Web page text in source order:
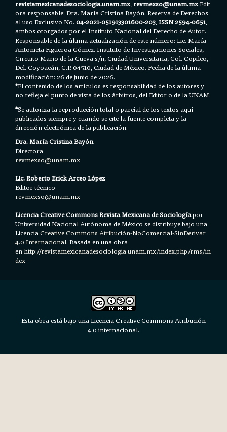
revistamexicanadesociologia.unam.mx,revmexso@unam.mxEdit
ora responsable: Dra. María Cristina Bayón. Reserva de Derechos
al uso Exclusivo No.04-2021-051913301600-203,ISSN 2594-0651,
ambos otorgados por el Instituto Nacional del Derecho de Autor.
Responsable de la última actualización de este número: Lic. María
Antonieta Figueroa Gómez. Instituto de Investigaciones Sociales,
Circuito Mario de la Cueva s/n, Ciudad Universitaria, Col. Copilco,
Del. Coyoacán, C.P. 04510, Ciudad de México. Fecha de la última
modificación: 26 de junio de 2026.
*El contenido de los artículos es responsabilidad de los autores y
no refleja el punto de vista de los árbitros, del Editor o de la UNAM.
*Se autoriza la reproducción total o parcial de los textos aquí
publicados siempre y cuando se cite la fuente completa y la
dirección electrónica de la publicación.
Dra. María Cristina Bayón
Directora
revmexso@unam.mx
Lic. Roberto Erick Arceo López
Editor técnico
revmexso@unam.mx
Licencia Creative Commons Revista Mexicana de Sociologíapor
Universidad Nacional Autónoma de México se distribuye bajo una
LicenciaCreative Commons Atribución-NoComercial-SinDerivar
4.0 Internacional.Basada en una obra
en http://revistamexicanadesociologia.unam.mx/index.php/rms/in
dex
Esta obra está bajo una Licencia Creative Commons Atribución
4.0 internacional.